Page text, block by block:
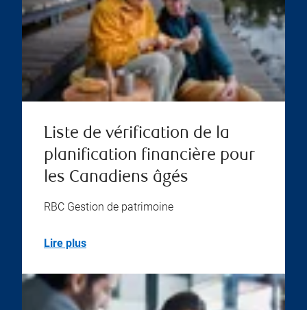
Liste de vérification de la
planification financière pour
les Canadiens âgés
RBC Gestion de patrimoine
Lire plus